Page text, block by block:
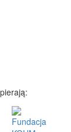
Fundacja